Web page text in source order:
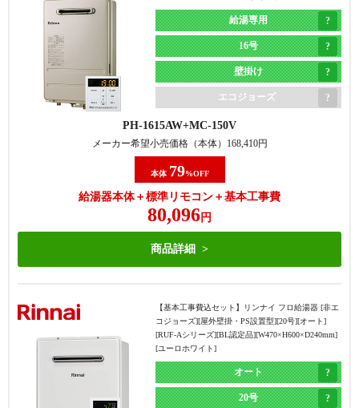
給湯専用
16号
壁掛け
エコジョーズ
PH-1615AW MC-150V
メーカー希望小売価格（本体） 168,410円
本体 79%OFF
給湯器本体＋標準リモコン＋基本工事費
80,096 円
商品詳細
【基本工事費込セット】
リンナイ フロ給湯器 [非エ
コジョーズ][屋外壁掛・PS設置型][20号][オート]
[RUF-Aシリーズ][BL認定品][W470×H600×D240mm]
[ユーロホワイト]
オート
20号